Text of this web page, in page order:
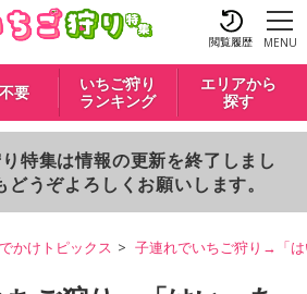
閲覧履歴 MENU
要
いちご狩り
ランキング
エリアから
探す
特集は情報の更新を終了しまし
うぞよろしくお願いします。
かけトピックス 子連れでいちご狩り→「は